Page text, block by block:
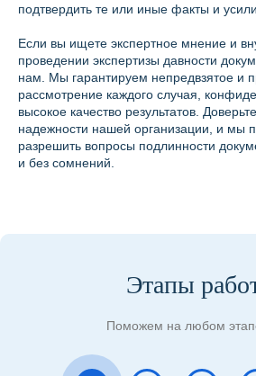
подтвердить те или иные факты и
Если вы ищете экспертное мнение и
проведении экспертизы давности
нам. Мы гарантируем непредвзятое и
рассмотрение каждого случая,
высокое качество результатов.
надежности нашей организации, и мы
разрешить вопросы подлинности
и без сомнений.
Этапы
Поможем на любом